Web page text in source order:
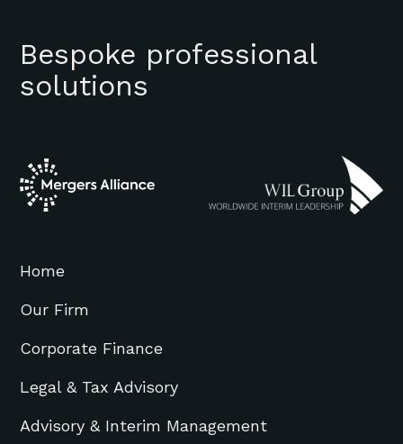
Bespoke professional
solutions
Home
Our Firm
Corporate Finance
Legal & Tax Advisory
Advisory & Interim Management